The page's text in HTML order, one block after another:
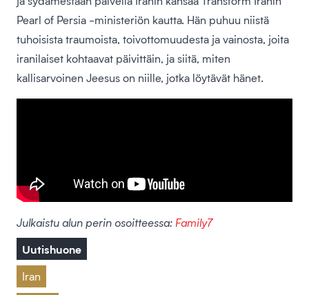
Pearl of Persia -ministeriön kautta. Hän puhuu niistä
tuhoisista traumoista, toivottomuudesta ja vainosta, joita
iranilaiset kohtaavat päivittäin, ja siitä, miten
kallisarvoinen Jeesus on niille, jotka löytävät hänet.
Julkaistu alun perin osoitteessa: Family7
Uutishuone
Iran